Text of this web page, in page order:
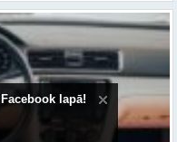
lapā!